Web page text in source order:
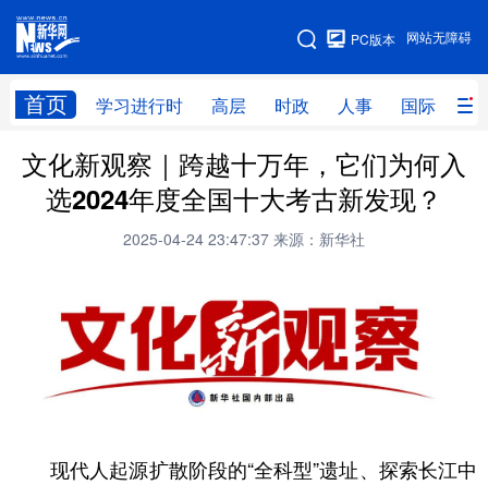
网站无障碍
PC版本
首页 学习进行时 高层 时政 人事 国际 财
网站地图
学习进行时 高层 时政 人事
国际 财经 网评 港澳
文化 书画 健康 军事
访谈 视频 图片 政务
食品 人居 信息化 数字经济
文化新观察｜跨越十万年，它们为何入
选2024年度全国十大考古新发现？
2025-04-24 23:47:37 来源：新华社
现代人起源扩散阶段的“全科型”遗址、探索长江中